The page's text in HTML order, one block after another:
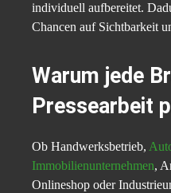
individuell aufbereitet.
Chancen auf Sichtbarkeit
Warum jede
Pressearbeit
Ob Handwerksbetrieb,
Immobilienunternehmen,
Onlineshop oder